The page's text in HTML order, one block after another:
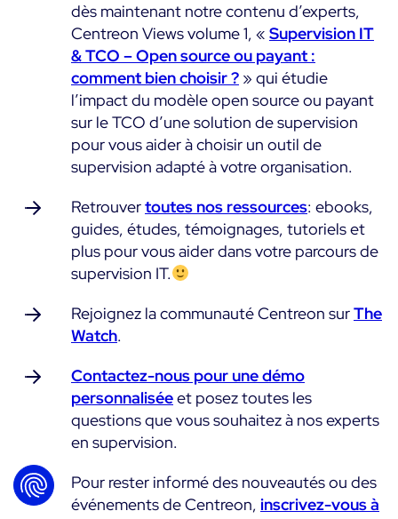
dès maintenant notre contenu d’experts,
Centreon Views volume 1, « Supervision IT
& TCO – Open source ou payant :
comment bien choisir ? » qui étudie
l’impact du modèle open source ou payant
sur le TCO d’une solution de supervision
pour vous aider à choisir un outil de
supervision adapté à votre organisation.
Retrouvertoutes nos ressources: ebooks,
guides, études, témoignages, tutoriels et
plus pour vous aider dans votre parcours de
supervision IT.
Rejoignez la communauté Centreon surThe
Watch.
Contactez-nous pour une démo
personnaliséeet posez toutes les
questions que vous souhaitez à nos experts
en supervision.
Pour rester informé des nouveautés ou des
événements de Centreon, inscrivez-vous à